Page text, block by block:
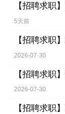
【招聘求职】
5天前
【招聘求职】
2026-07-30
【招聘求职】
2026-07-30
【招聘求职】